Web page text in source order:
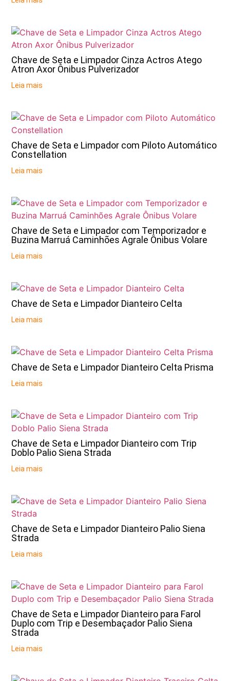
Chave de Seta e Limpador Cinza Actros Atego
Atron Axor Ônibus Pulverizador
Leia mais
Chave de Seta e Limpador com Piloto Automático
Constellation
Leia mais
Chave de Seta e Limpador com Temporizador e
Buzina Marruá Caminhões Agrale Ônibus Volare
Leia mais
Chave de Seta e Limpador Dianteiro Celta
Leia mais
Chave de Seta e Limpador Dianteiro Celta Prisma
Leia mais
Chave de Seta e Limpador Dianteiro com Trip
Doblo Palio Siena Strada
Leia mais
Chave de Seta e Limpador Dianteiro Palio Siena
Strada
Leia mais
Chave de Seta e Limpador Dianteiro para Farol
Duplo com Trip e Desembaçador Palio Siena
Strada
Leia mais